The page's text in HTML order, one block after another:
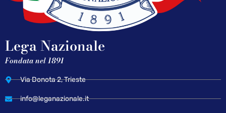
Lega Nazionale
Fondata nel 1891
Via Donota 2, Trieste
info@leganazionale.it